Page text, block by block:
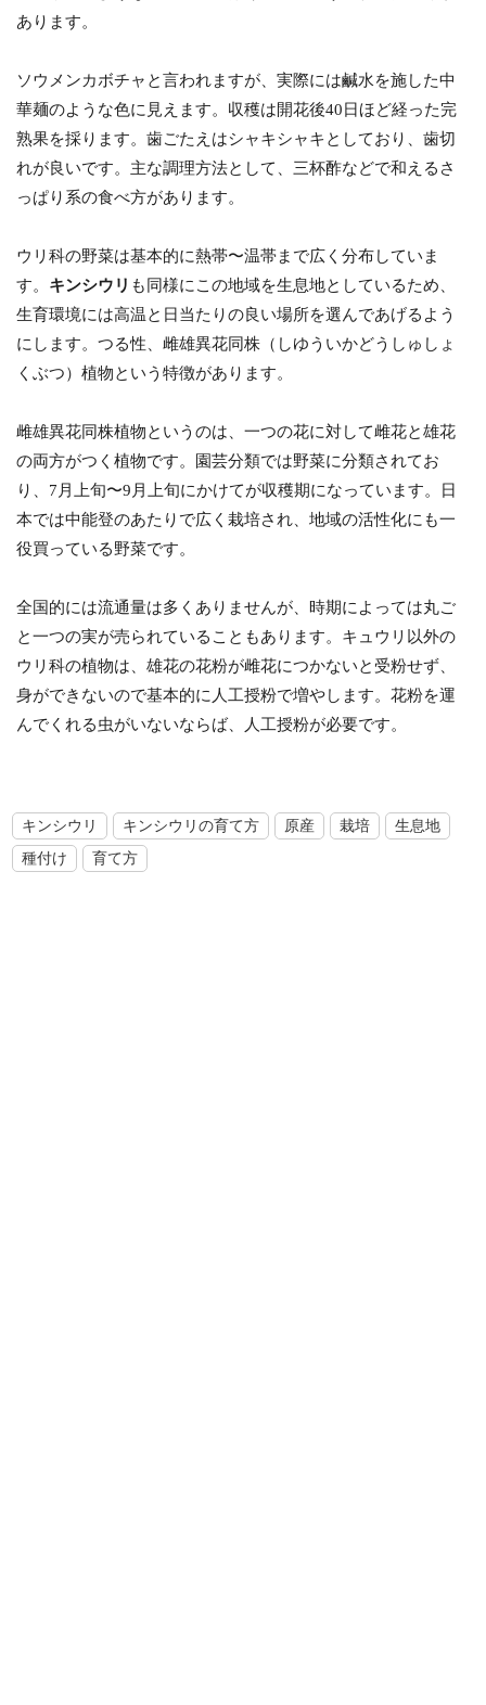
あります。
ソウメンカボチャと言われますが、実際には鹹水を施した中
華麺のような色に見えます。収穫は開花後40日ほど経った完
熟果を採ります。歯ごたえはシャキシャキとしており、歯切
れが良いです。主な調理方法として、三杯酢などで和えるさ
っぱり系の食べ方があります。
ウリ科の野菜は基本的に熱帯〜温帯まで広く分布していま
す。 キンシウリ も同様にこの地域を生息地としているため、
生育環境には高温と日当たりの良い場所を選んであげるよう
にします。つる性、雌雄異花同株（しゆういかどうしゅしょ
くぶつ）植物という特徴があります。
雌雄異花同株植物というのは、一つの花に対して雌花と雄花
の両方がつく植物です。園芸分類では野菜に分類されてお
り、7月上旬〜9月上旬にかけてが収穫期になっています。日
本では中能登のあたりで広く栽培され、地域の活性化にも一
役買っている野菜です。
全国的には流通量は多くありませんが、時期によっては丸ご
と一つの実が売られていることもあります。キュウリ以外の
ウリ科の植物は、雄花の花粉が雌花につかないと受粉せず、
身ができないので基本的に人工授粉で増やします。花粉を運
んでくれる虫がいないならば、人工授粉が必要です。
キンシウリ キンシウリの育て方 原産 栽培
生息地
種付け
育て方